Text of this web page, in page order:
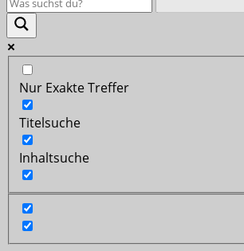
Nur Exakte Treffer
Titelsuche
Inhaltsuche